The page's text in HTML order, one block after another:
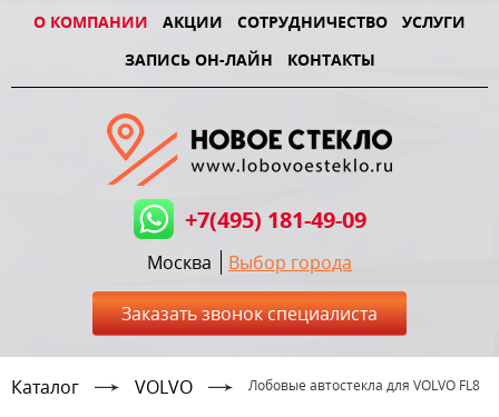
О КОМПАНИИ АКЦИИ СОТРУДНИЧЕСТВО
УСЛУГИ
ЗАПИСЬ ОН-ЛАЙН
КОНТАКТЫ
+7(495) 181-49-09
Москва Выбор города
Заказать звонок специалиста
Каталог VOLVO Лобовые автостекла для VOLVO FL8